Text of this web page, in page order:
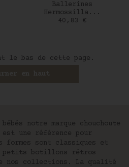
AJOUTER AU PANIER
Ballerines
Hermossilla...
Prix
40,83 €
le bas de cette page.
notre marque chouchoute
une référence pour
formes sont classiques et
petits botillons rétros
nos collections. La qualité